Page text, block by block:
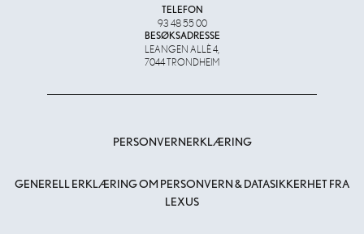
TELEFON
93 48 55 00
BESØKSADRESSE
LEANGEN ALLÈ 4,
7044 TRONDHEIM
PERSONVERNERKLÆRING
GENERELL ERKLÆRING OM PERSONVERN & DATASIKKERHET FRA
LEXUS